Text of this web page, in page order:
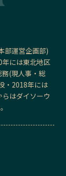
部運営企画部)
には東北地区
(現人事・総
・2018年には
はダイソーウ